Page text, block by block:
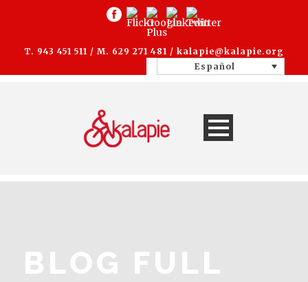
T. 943 451 511 / M. 629 271 481 / kalapie@kalapie.org
Español
BLOG FULL